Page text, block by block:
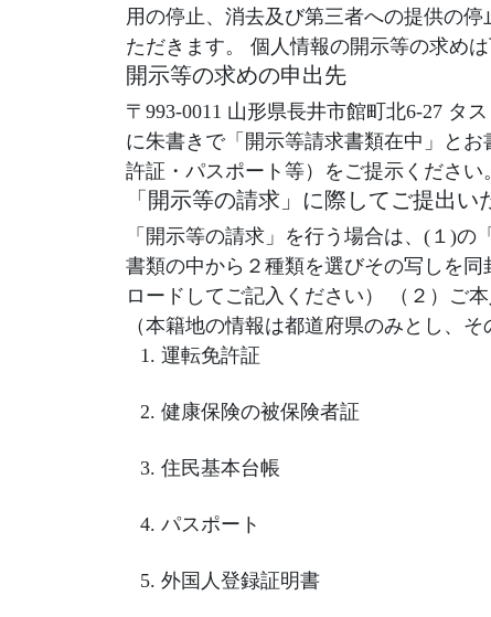
用の停止、消去及び第三者への提供の
ただきます。 個人情報の開示等の求め
開示等の求めの申出先
〒993-0011 山形県長井市館町北6-27
に朱書きで「開示等請求書類在中」と
許証・パスポート等）をご提示ください。
「開示等の請求」に際してご提出い
「開示等の請求」を行う場合は、(１)
書類の中から２種類を選びその写しを
ロードしてご記入ください） （２）ご
（本籍地の情報は都道府県のみとし、
運転免許証
健康保険の被保険者証
住民基本台帳
パスポート
外国人登録証明書